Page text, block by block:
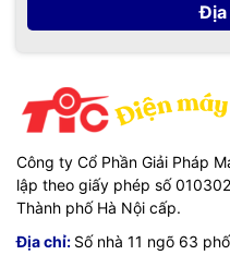
Địa
Công ty Cổ Phần Giải Pháp
lập theo giấy phép số
Thành phố Hà Nội cấp.
Địa chỉ: Số nhà 11 ngõ 63